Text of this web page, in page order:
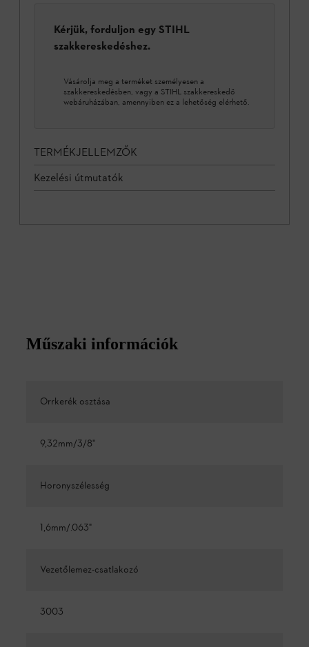
Kérjük, forduljon egy STIHL
szakkereskedéshez.
Vásárolja meg a terméket személyesen a
szakkereskedésben, vagy a STIHL szakkereskedő
webáruházában, amennyiben ez a lehetőség elérhető.
TERMÉKJELLEMZŐK
Kezelési útmutatók
Műszaki információk
Orrkerék osztása
9,32mm/3/8"
Horonyszélesség
1,6mm/.063"
Vezetőlemez-csatlakozó
3003